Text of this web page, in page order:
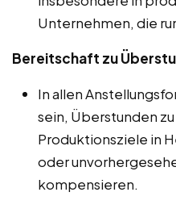
Unternehmen, die
Bereitschaft zu
In allen
sein, Überstunden
Produktionsziele in
oder
kompensieren.